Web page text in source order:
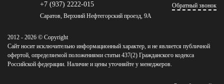
+7 (937) 2222-015
Саратов, Верхний Нефтегорский проезд, 9А
Обратный звонок
2012 - 2026 © Copyright
Сайт носит исключительно информационный характер, и не является публичной
офертой, определяемой положениями статьи 437(2) Гражданского кодекса
Российской федерации. Наличие и цены уточняйте у менеджеров.